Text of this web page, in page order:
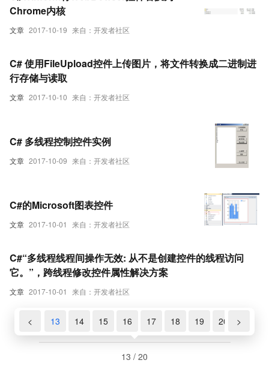
文章 2017-10-19 来自：开发者社区
Chrome内核
文章 2017-10-10 来自：开发者社区
C# 使用FileUpload控件上传图片，将文件转换成二进制进
行存储与读取
文章 2017-10-09 来自：开发者社区
C# 多线程控制控件实例
文章 2017-10-01 来自：开发者社区
C#的Microsoft图表控件
文章 2017-10-01 来自：开发者社区
C#“多线程线程间操作无效: 从不是创建控件的线程访问
它。”，跨线程修改控件属性解决方案
<
12 13 14 15 16 17 18 19 20 >
13 / 20